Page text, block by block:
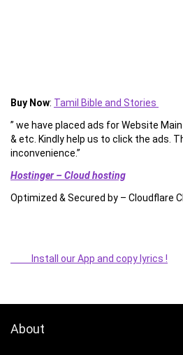
Buy Now: Tamil Bible and Stories
” we have placed ads for Website
& etc. Kindly help us to click the ads.
inconvenience.”
Hostinger – Cloud hosting
Optimized & Secured by – Cloudflare
Install our App and copy lyrics !
About